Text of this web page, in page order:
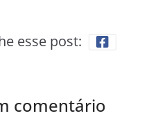
esse post:
comentário